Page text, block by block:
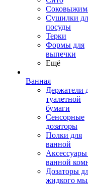
Сушилки
посуды
Терки
Формы для
выпечки
Ещё
Ванная
Держатели
туалетной
бумаги
Сенсорные
дозаторы
Полки для
ванной
ванной
Дозаторы
жидкого